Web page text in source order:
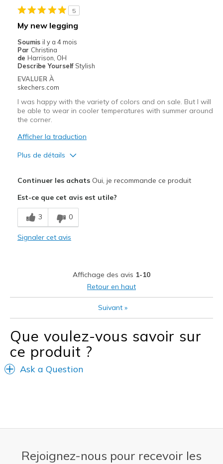
Les meilleures utilisations
Sizing
5
My new legging
Soumis il y a 4 mois
Par Christina
de Harrison, OH
Describe Yourself Stylish
EVALUER À
skechers.com
I was happy with the variety of colors and on sale. But I will
be able to wear in cooler temperatures with summer around
the corner.
Afficher la traduction
Plus de détails
Comfortable
Durable
Les meilleures utilisations
Casual Wear
Going Out
Special Occasions
Travel
Continuer les achatsOui, je recommande ce produit
Est-ce que cet avis est utile?
3 0
Signaler cet avis
Affichage des avis 1-10
Retour en haut
Suivant »
Que voulez-vous savoir sur
ce produit ?
Ask a Question
Rejoignez-nous pour recevoir les